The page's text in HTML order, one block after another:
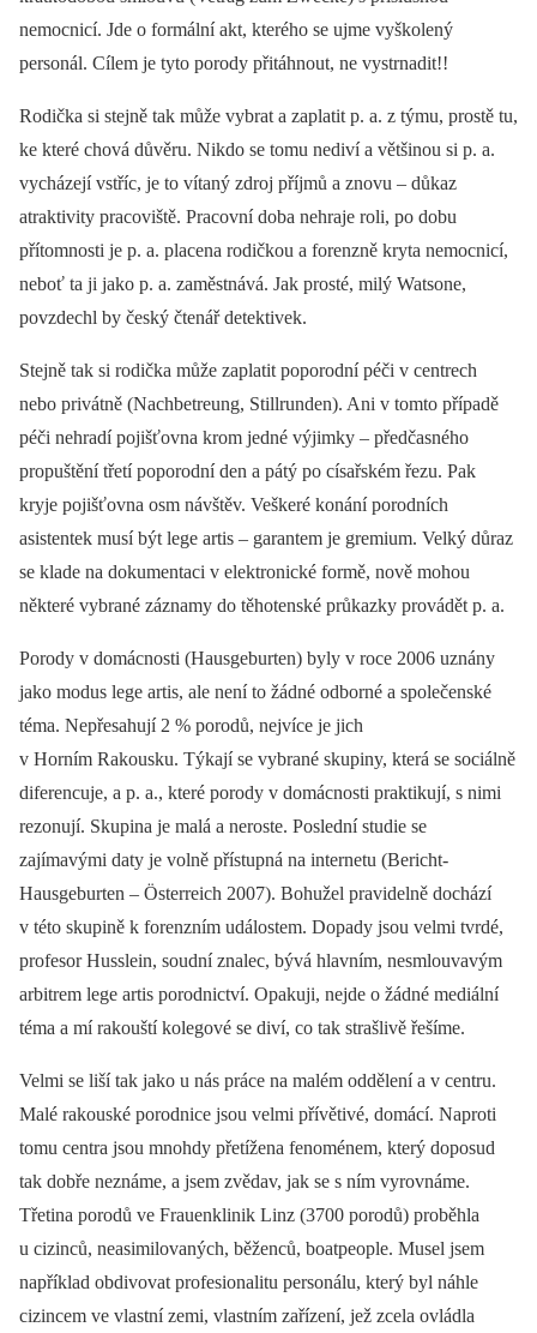
nemocnicí. Jde o formální akt, kterého se ujme vyškolený
personál. Cílem je tyto porody přitáhnout, ne vystrnadit!!
Rodička si stejně tak může vybrat a zaplatit p. a. z týmu, prostě tu,
ke které chová důvěru. Nikdo se tomu nediví a většinou si p. a.
vycházejí vstříc, je to vítaný zdroj příjmů a znovu –⁠ důkaz
atraktivity pracoviště. Pracovní doba nehraje roli, po dobu
přítomnosti je p. a. placena rodičkou a forenzně kryta nemocnicí,
neboť ta ji jako p. a. zaměstnává. Jak prosté, milý Watsone,
povzdechl by český čtenář detektivek.
Stejně tak si rodička může zaplatit poporodní péči v centrech
nebo privátně (Nachbetreung, Stillrunden). Ani v tomto případě
péči nehradí pojišťovna krom jedné výjimky –⁠ předčasného
propuštění třetí poporodní den a pátý po císařském řezu. Pak
kryje pojišťovna osm návštěv. Veškeré konání porodních
asistentek musí být lege artis –⁠ garantem je gremium. Velký důraz
se klade na dokumentaci v elektronické formě, nově mohou
některé vybrané záznamy do těhotenské průkazky provádět p. a.
Porody v domácnosti (Hausgeburten) byly v roce 2006 uznány
jako modus lege artis, ale není to žádné odborné a společenské
téma. Nepřesahují 2 % porodů, nejvíce je jich
v Horním Rakousku. Týkají se vybrané skupiny, která se sociálně
diferencuje, a p. a., které porody v domácnosti praktikují, s nimi
rezonují. Skupina je malá a neroste. Poslední studie se
zajímavými daty je volně přístupná na internetu (Bericht-
Hausgeburten –⁠ Österreich 2007). Bohužel pravidelně dochází
v této skupině k forenzním událostem. Dopady jsou velmi tvrdé,
profesor Husslein, soudní znalec, bývá hlavním, nesmlouvavým
arbitrem lege artis porodnictví. Opakuji, nejde o žádné mediální
téma a mí rakouští kolegové se diví, co tak strašlivě řešíme.
Velmi se liší tak jako u nás práce na malém oddělení a v centru.
Malé rakouské porodnice jsou velmi přívětivé, domácí. Naproti
tomu centra jsou mnohdy přetížena fenoménem, který doposud
tak dobře neznáme, a jsem zvědav, jak se s ním vyrovnáme.
Třetina porodů ve Frauenklinik Linz (3700 porodů) proběhla
u cizinců, neasimilovaných, běženců, boatpeople. Musel jsem
například obdivovat profesionalitu personálu, který byl náhle
cizincem ve vlastní zemi, vlastním zařízení, jež zcela ovládla